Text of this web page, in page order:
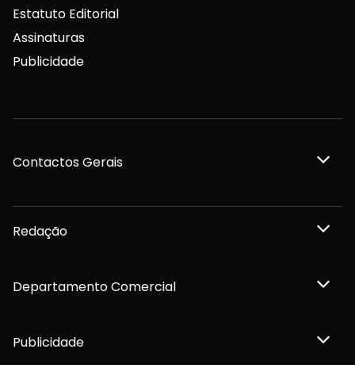
Estatuto Editorial
Assinaturas
Publicidade
Contactos Gerais
Redação
Departamento Comercial
Publicidade